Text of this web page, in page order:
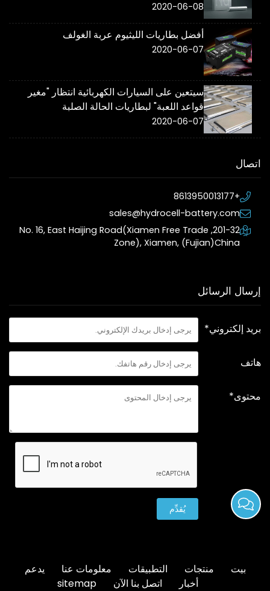
2020-06-08
أفضل بطاريات الليثيوم عربة الغولف
2020-06-07
سيتعين على السيارات الكهربائية انتظار "مغير
قواعد اللعبة" لبطاريات الحالة الصلبة
2020-06-07
اتصال
+8613950013177
sales@hydrocell-battery.com
201-32, No. 16, East Haijing Road(Xiamen Free Trade
Zone), Xiamen, (Fujian)China
إرسال الرسائل
بريد إلكتروني*
هاتف
محتوى*
يُقدِّم
بيت منتجات التطبيقات معلومات عنا
يدعم
أخبار
اتصل بنا الآن sitemap